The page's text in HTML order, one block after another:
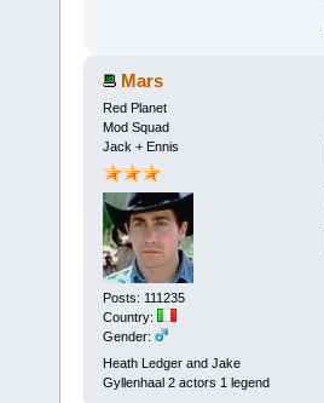
Mars
Red Planet
Mod Squad
Jack + Ennis
Posts: 111235
Country:
Gender:
Heath Ledger and Jake
Gyllenhaal 2 actors 1 legend